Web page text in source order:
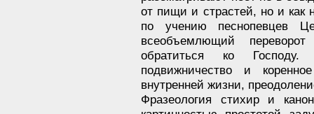
от пищи и страстей, но и как
по учению песнопевцев
всеобъемлющий
обратиться ко
подвижничество и
внутренней жизни,
Фразеология стихир и